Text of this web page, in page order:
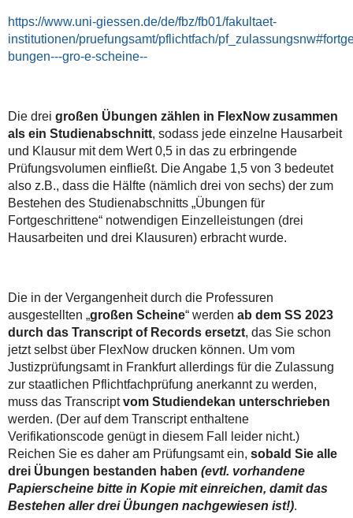
https://www.uni-giessen.de/de/fbz/fb01/fakultaet-
institutionen/pruefungsamt/pflichtfach/
bungen---gro-e-scheine--
Die drei großen Übungen zählen in FlexNow zusammen
als ein Studienabschnitt, sodass jede einzelne Hausarbeit
und Klausur mit dem Wert 0,5 in das zu erbringende
Prüfungsvolumen einfließt. Die Angabe 1,5 von 3 bedeutet
also z.B., dass die Hälfte (nämlich drei von sechs) der zum
Bestehen des Studienabschnitts „Übungen für
Fortgeschrittene“ notwendigen Einzelleistungen (drei
Hausarbeiten und drei Klausuren) erbracht wurde.
Die in der Vergangenheit durch die Professuren
ausgestellten „großen Scheine“ werden ab dem SS 2023
durch das Transcript of Records ersetzt, das Sie schon
jetzt selbst über FlexNow drucken können. Um vom
Justizprüfungsamt in Frankfurt allerdings für die Zulassung
zur staatlichen Pflichtfachprüfung anerkannt zu werden,
muss das Transcriptvom Studiendekan unterschrieben
werden. (Der auf dem Transcript enthaltene
Verifikationscode genügt in diesem Fall leider nicht.)
Reichen Sie es daher am Prüfungsamt ein, sobald Sie alle
drei Übungen bestanden haben (evtl. vorhandene
Papierscheine bitte in Kopie mit einreichen, damit das
Bestehen aller drei Übungen nachgewiesen ist!).